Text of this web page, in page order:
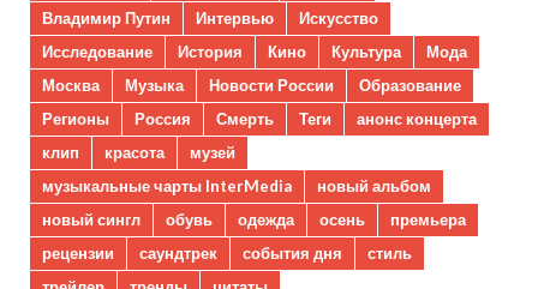
Владимир Путин
Интервью
Искусство
Исследование
История Кино Культура
Мода
Москва
Музыка Новости России
Образование
Регионы
Россия Смерть Теги
анонс концерта
клип
красота
музей
музыкальные чарты InterMedia
новый альбом
новый сингл
обувь одежда осень
премьера
рецензии
саундтрек события дня
стиль